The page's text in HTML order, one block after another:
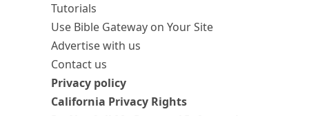
Tutorials
Use Bible Gateway on Your Site
Advertise with us
Contact us
Privacy policy
California Privacy Rights